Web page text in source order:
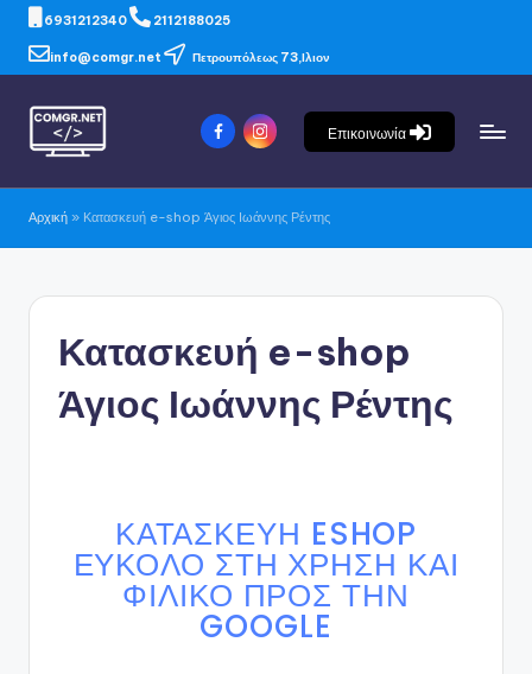
6931212340 2112188025
info@comgr.net Πετρουπόλεως 73,Ιλιον
Επικοινωνία
Αρχική » Κατασκευή e-shop Άγιος Ιωάννης Ρέντης
Κατασκευή e-shop
Άγιος Ιωάννης Ρέντης
ΚΑΤΑΣΚΕΥΉ ESHOP
ΕΎΚΟΛΌ ΣΤΗ ΧΡΉΣΗ ΚΑΙ
ΦΙΛΙΚΌ ΠΡΟΣ ΤΗΝ
GOOGLE